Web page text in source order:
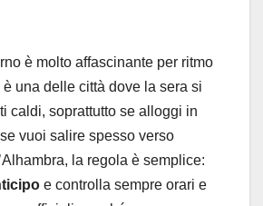
è molto affascinante per ritmo
è una delle città dove la sera si
caldi, soprattutto se alloggi in
vuoi salire spesso verso
la regola è semplice:
e controlla sempre orari e